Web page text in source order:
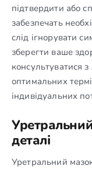
підтвердити або
забезпечать
слід ігнорувати
зберегти ваше
консультуватися
оптимальних
індивідуальних
деталі
Уретральний